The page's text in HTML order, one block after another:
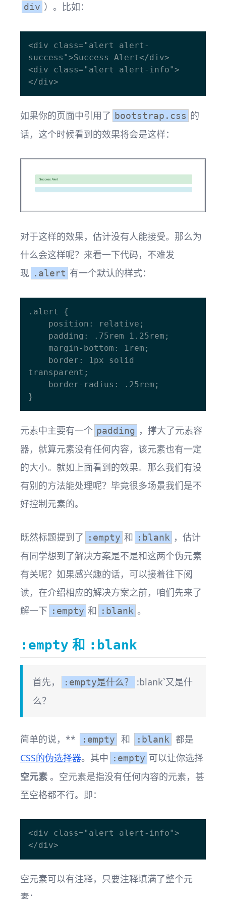
div ）。比如：
<div class="alert alert-
success">Success Alert</div>
<div class="alert alert-info">
如果你的页面中引用了 bootstrap.css 的
话，这个时候看到的效果将会是这样：
对于这样的效果，估计没有人能接受。那么为
什么会这样呢？来看一下代码，不难发
现 .alert 有一个默认的样式：
.alert {
transparent;
元素中主要有一个 padding ，撑大了元素容
器，就算元素没有任何内容，该元素也有一定
的大小。就如上面看到的效果。那么我们有没
有别的方法能处理呢？毕竟很多场景我们是不
好控制元素的。
既然标题提到了 :empty 和 :blank ，估计
有同学想到了解决方案是不是和这两个伪元素
有关呢？如果感兴趣的话，可以接着往下阅
读，在介绍相应的解决方案之前，咱们先来了
解一下 :empty 和 :blank 。
:empty 和 :blank
首先， :empty是什么？
:blank`又是什
么？
简单的说，** :empty 和 :blank 都是
CSS的伪选择器。其中 :empty 可以让你选择
空元素 。空元素是指没有任何内容的元素，甚
至空格都不行。即：
<div class="alert alert-info">
空元素可以有注释，只要注释填满了整个元